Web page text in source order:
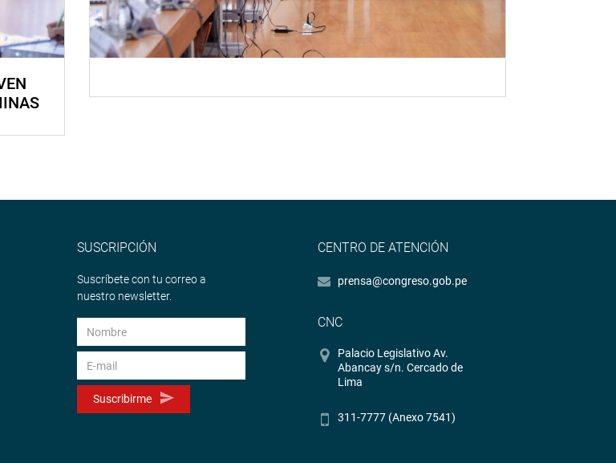
SUSCRIPCIÓN
Suscríbete con tu correo a
nuestro newsletter.
Suscribirme
CENTRO DE ATENCIÓN
prensa@congreso.gob.pe
CNC
Palacio Legislativo Av.
Abancay s/n. Cercado de
Lima
311-7777 (Anexo 7541)